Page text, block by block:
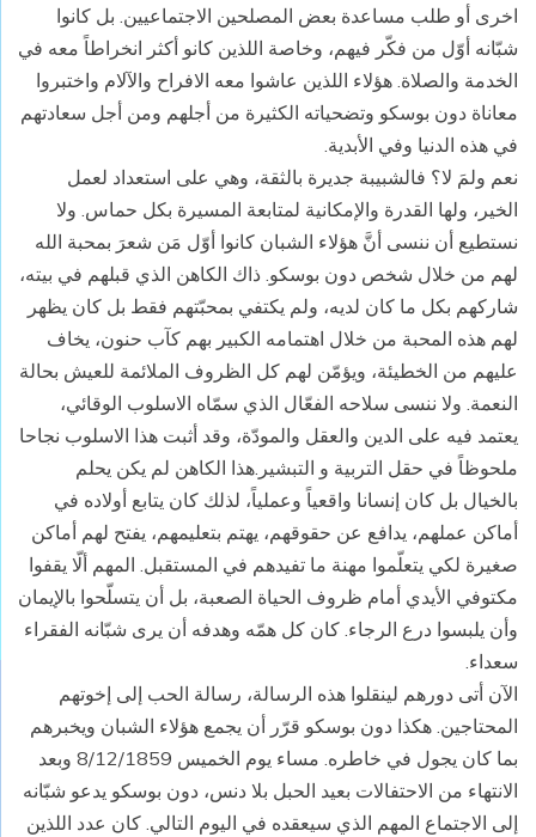
اخرى أو طلب مساعدة بعض المصلحين الاجتماعيين. بل كانوا
شبّانه أوّل من فكّر فيهم، وخاصة اللذين كانو أكثر انخراطاً معه في
الخدمة والصلاة. هؤلاء اللذين عاشوا معه الافراح والآلام واختبروا
معاناة دون بوسكو وتضحياته الكثيرة من أجلهم ومن أجل سعادتهم
في هذه الدنيا وفي الأبدية.
نعم ولمَ لا؟ فالشبيبة جديرة بالثقة، وهي على استعداد لعمل
الخير، ولها القدرة والإمكانية لمتابعة المسيرة بكل حماس. ولا
نستطيع أن ننسى أنَّ هؤلاء الشبان كانوا أوّل مَن شعرَ بمحبة الله
لهم من خلال شخص دون بوسكو. ذاك الكاهن الذي قبلهم في بيته،
شاركهم بكل ما كان لديه، ولم يكتفي بمحبّتهم فقط بل كان يظهر
لهم هذه المحبة من خلال اهتمامه الكبير بهم كآب حنون، يخاف
عليهم من الخطيئة، ويؤمّن لهم كل الظروف الملائمة للعيش بحالة
النعمة. ولا ننسى سلاحه الفعّال الذي سمّاه الاسلوب الوقائي،
يعتمد فيه على الدين والعقل والمودّة، وقد أثبت هذا الاسلوب نجاحا
ملحوظاً في حقل التربية و التبشير.هذا الكاهن لم يكن يحلم
بالخيال بل كان إنسانا واقعياً وعملياً، لذلك كان يتابع أولاده في
أماكن عملهم، يدافع عن حقوقهم، يهتم بتعليمهم، يفتح لهم أماكن
صغيرة لكي يتعلّموا مهنة ما تفيدهم في المستقبل. المهم ألّا يقفوا
مكتوفي الأيدي أمام ظروف الحياة الصعبة، بل أن يتسلّحوا بالإيمان
وأن يلبسوا درع الرجاء. كان كل همّه وهدفه أن يرى شبّانه الفقراء
سعداء.
الآن أتى دورهم لينقلوا هذه الرسالة، رسالة الحب إلى إخوتهم
المحتاجين. هكذا دون بوسكو قرّر أن يجمع هؤلاء الشبان ويخبرهم
بما كان يجول في خاطره. مساء يوم الخميس 8/12/1859 وبعد
الانتهاء من الاحتفالات بعيد الحبل بلا دنس، دون بوسكو يدعو شبّانه
إلى الاجتماع المهم الذي سيعقده في اليوم التالي. كان عدد اللذين